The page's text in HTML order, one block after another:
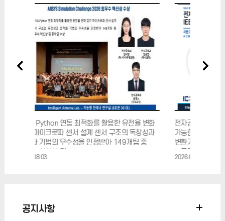
활용한 유전율 변화
센서 구조의 독창성과
정받아 149개팀 중
전자공학부 박창주 교수,잡음 임계 시점 자동 검출
가능한 비교기 기반 고해상도 아날로그-디지털
변환기 (ADC) 반도체 집적회로 논문 발표 채택
공지사항